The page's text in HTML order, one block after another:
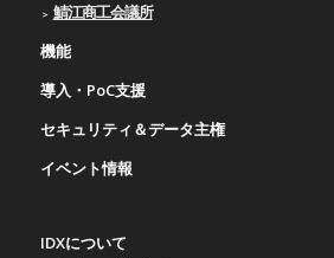
鯖江商工会議所
機能
導入・PoC支援
セキュリティ＆データ主権
イベント情報
IDXについて